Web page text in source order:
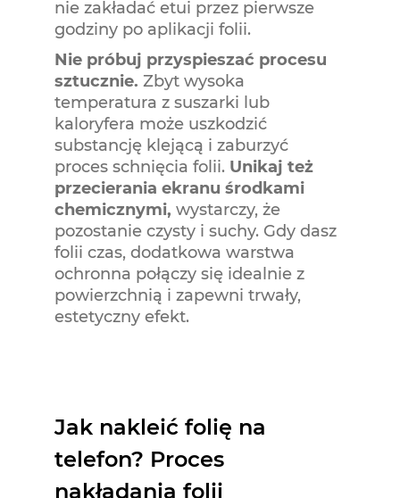
nie zakładać etui przez pierwsze
godziny po aplikacji folii.
Nie próbuj przyspieszać procesu
sztucznie. Zbyt wysoka
temperatura z suszarki lub
kaloryfera może uszkodzić
substancję klejącą i zaburzyć
proces schnięcia folii. Unikaj też
przecierania ekranu środkami
chemicznymi, wystarczy, że
pozostanie czysty i suchy. Gdy dasz
folii czas, dodatkowa warstwa
ochronna połączy się idealnie z
powierzchnią i zapewni trwały,
estetyczny efekt.
Jak nakleić folię na
telefon? Proces
nakładania folii